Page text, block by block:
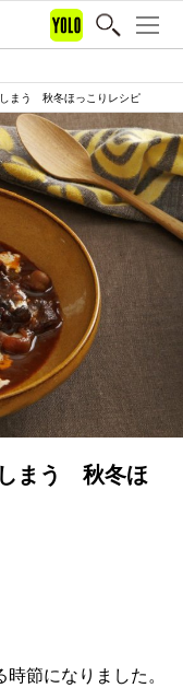
まう 秋冬ほっこりレシピ
まう 秋冬ほ
節になりました。